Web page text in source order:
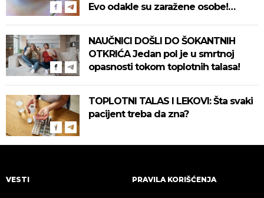
Evo odakle su zaražene osobe!
NAUČNICI DOŠLI DO ŠOKANTNIH
OTKRIĆA Jedan pol je u smrtnoj
opasnosti tokom toplotnih talasa!
TOPLOTNI TALAS I LEKOVI: Šta svaki
pacijent treba da zna?
VESTI PRAVILA KORIŠĆENJA